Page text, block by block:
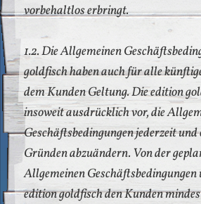
vorbehaltlos erbringt.
1.2. Die Allgemeinen
goldfisch haben auch für alle
dem Kunden Geltung. Die edition
insoweit ausdrücklich vor, die
Geschäftsbedingungen jederzeit
Gründen abzuändern. Von der
Allgemeinen
edition goldfisch den Kunden